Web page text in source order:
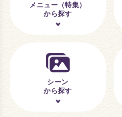
メニュー（特集）
から探す
シーン
から探す